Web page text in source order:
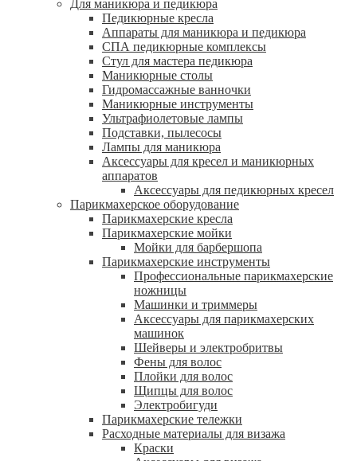
Для маникюра и педикюра
Педикюрные кресла
Аппараты для маникюра и педикюра
СПА педикюрные комплексы
Стул для мастера педикюра
Маникюрные столы
Гидромассажные ванночки
Маникюрные инструменты
Ультрафиолетовые лампы
Подставки, пылесосы
Лампы для маникюра
Аксессуары для кресел и маникюрных
аппаратов
Аксессуары для педикюрных кресел
Парикмахерское оборудование
Парикмахерские кресла
Парикмахерские мойки
Мойки для барбершопа
Парикмахерские инструменты
Профессиональные парикмахерские
ножницы
Машинки и триммеры
Аксессуары для парикмахерских
машинок
Шейверы и электробритвы
Фены для волос
Плойки для волос
Щипцы для волос
Электробигуди
Парикмахерские тележки
Расходные материалы для визажа
Краски